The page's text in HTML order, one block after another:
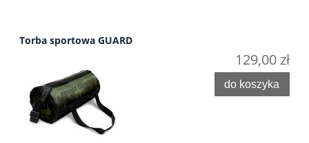
Torba sportowa GUARD
129,00 zł
do koszyka